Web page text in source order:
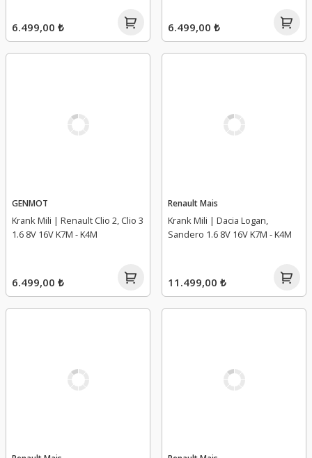
6.499,00 ₺ 6.499,00 ₺
GENMOT
Krank Mili | Renault Clio 2, Clio 3
1.6 8V 16V K7M - K4M
6.499,00 ₺
Renault Mais
Krank Mili | Dacia Logan,
Sandero 1.6 8V 16V K7M - K4M
11.499,00 ₺